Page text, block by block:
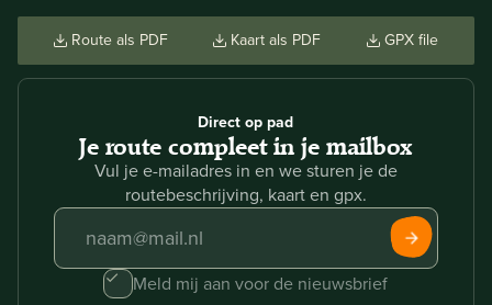
Route als PDF Kaart als PDF GPX file
Direct op pad
Je route compleet in je mailbox
Vul je e-mailadres in en we sturen je de
routebeschrijving, kaart en gpx.
Meld mij aan voor de nieuwsbrief